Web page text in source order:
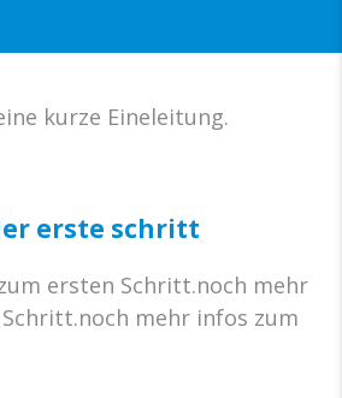
kurze Eineleitung.
erste schritt
ersten Schritt.noch mehr
mehr infos zum